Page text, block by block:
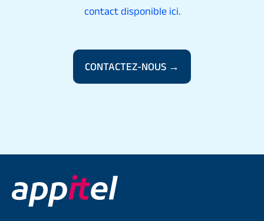
contact disponible ici.
CONTACTEZ-NOUS →